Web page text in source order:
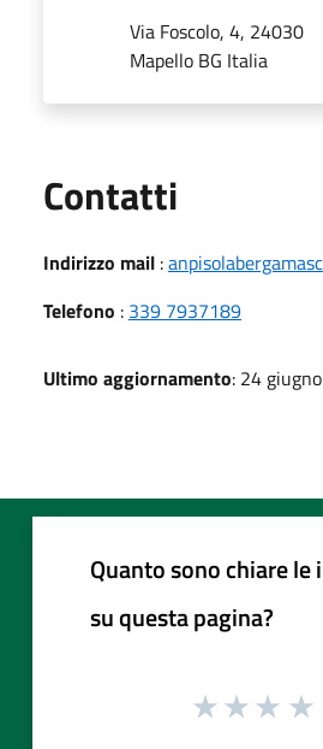
Via Foscolo, 4, 24030
Mapello BG Italia
Contatti
Indirizzo mail :
Telefono : 339 7937189
Ultimo aggiornamento: 24
Quanto sono chiare
su questa pagina?